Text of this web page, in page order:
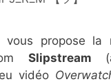
vous propose
Slipstream
vidéo